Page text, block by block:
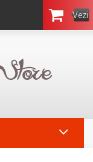
Vezi
Coşul